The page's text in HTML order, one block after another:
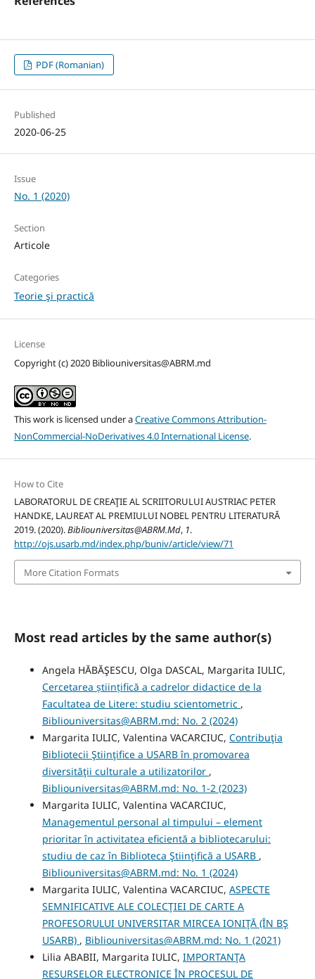
PDF (Romanian)
Published
2020-06-25
Issue
No. 1 (2020)
Section
Articole
Categories
Teorie şi practică
License
Copyright (c) 2020 Bibliouniversitas@ABRM.md
This work is licensed under aCreative Commons Attribution-
NonCommercial-NoDerivatives 4.0 International License.
How to Cite
LABORATORUL DE CREAŢIE AL SCRIITORULUI AUSTRIAC PETER
HANDKE, LAUREAT AL PREMIULUI NOBEL PENTRU LITERATURĂ
2019. (2020).Bibliouniversitas@ABRM.Md, 1.
http://ojs.usarb.md/index.php/buniv/article/view/71
More Citation Formats
Most read articles by the same author(s)
Angela HĂBĂŞESCU, Olga DASCAL, Margarita IULIC,
Cercetarea științifică a cadrelor didactice de la
Facultatea de Litere: studiu scientometric ,
Bibliouniversitas@ABRM.md: No. 2 (2024)
Margarita IULIC, Valentina VACARCIUC, Contribuţia
Bibliotecii Ştiinţifice a USARB în promovarea
diversităţii culturale a utilizatorilor ,
Bibliouniversitas@ABRM.md: No. 1-2 (2023)
Margarita IULIC, Valentina VACARCIUC,
Managementul personal al timpului – element
prioritar în activitatea eficientă a bibliotecarului:
studiu de caz în Biblioteca Ştiinţifică a USARB ,
Bibliouniversitas@ABRM.md: No. 1 (2024)
Margarita IULIC, Valentina VACARCIUC, ASPECTE
SEMNIFICATIVE ALE COLECŢIEI DE CARTE A
PROFESORULUI UNIVERSITAR MIRCEA IONIŢĂ (ÎN BŞ
USARB) , Bibliouniversitas@ABRM.md: No. 1 (2021)
Lilia ABABII, Margarita IULIC, IMPORTANŢA
RESURSELOR ELECTRONICE ÎN PROCESUL DE